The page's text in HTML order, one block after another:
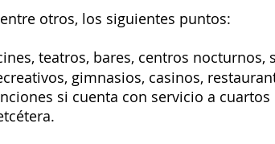
otros, los siguientes puntos:
teatros, bares, centros nocturnos,
gimnasios, casinos,
si cuenta con servicio a